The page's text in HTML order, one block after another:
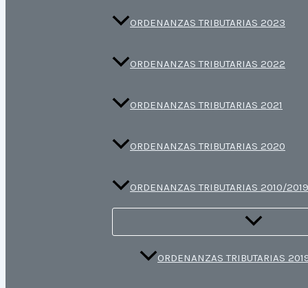
ORDENANZAS TRIBUTARIAS 2023
ORDENANZAS TRIBUTARIAS 2022
ORDENANZAS TRIBUTARIAS 2021
ORDENANZAS TRIBUTARIAS 2020
ORDENANZAS TRIBUTARIAS 2010/2019
ORDENANZAS TRIBUTARIAS